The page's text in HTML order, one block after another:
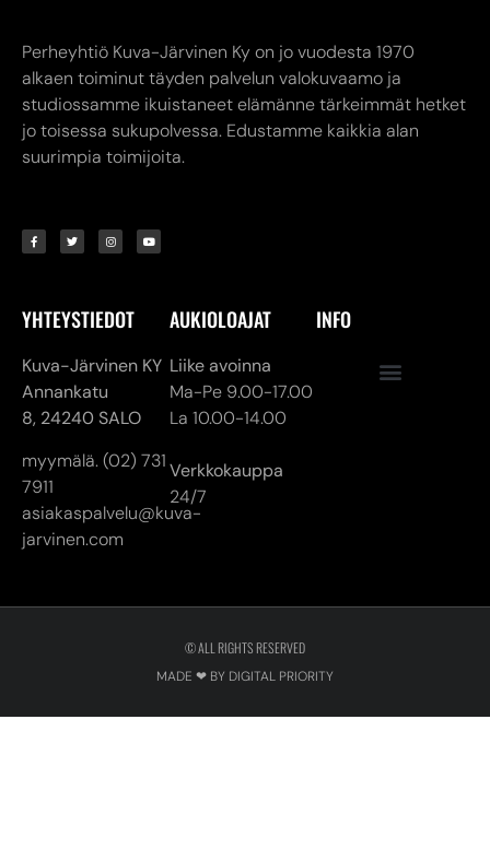
Perheyhtiö Kuva-Järvinen Ky on jo vuodesta 1970
alkaen toiminut täyden palvelun valokuvaamo ja
studiossamme ikuistaneet elämänne tärkeimmät hetket
jo toisessa sukupolvessa. Edustamme kaikkia alan
suurimpia toimijoita.
YHTEYSTIEDOT
Kuva-Järvinen KY
Annankatu
8, 24240 SALO
myymälä. (02) 731
7911
asiakaspalvelu@kuva-
jarvinen.com
AUKIOLOAJAT
Liike avoinna
Ma-Pe 9.00-17.00
La 10.00-14.00
Verkkokauppa
24/7
INFO
© ALL RIGHTS RESERVED
MADE ❤ BY DIGITAL PRIORITY